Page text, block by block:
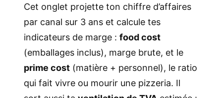
Cet onglet projette ton chiffre d’affaires
par canal sur 3 ans et calcule tes
indicateurs de marge : food cost
(emballages inclus), marge brute, et le
prime cost (matière + personnel), le ratio
qui fait vivre ou mourir une pizzeria. Il